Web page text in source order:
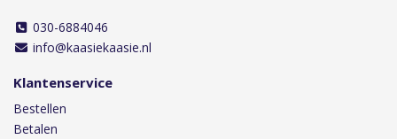
030-6884046
info@kaasiekaasie.nl
Klantenservice
Bestellen
Betalen